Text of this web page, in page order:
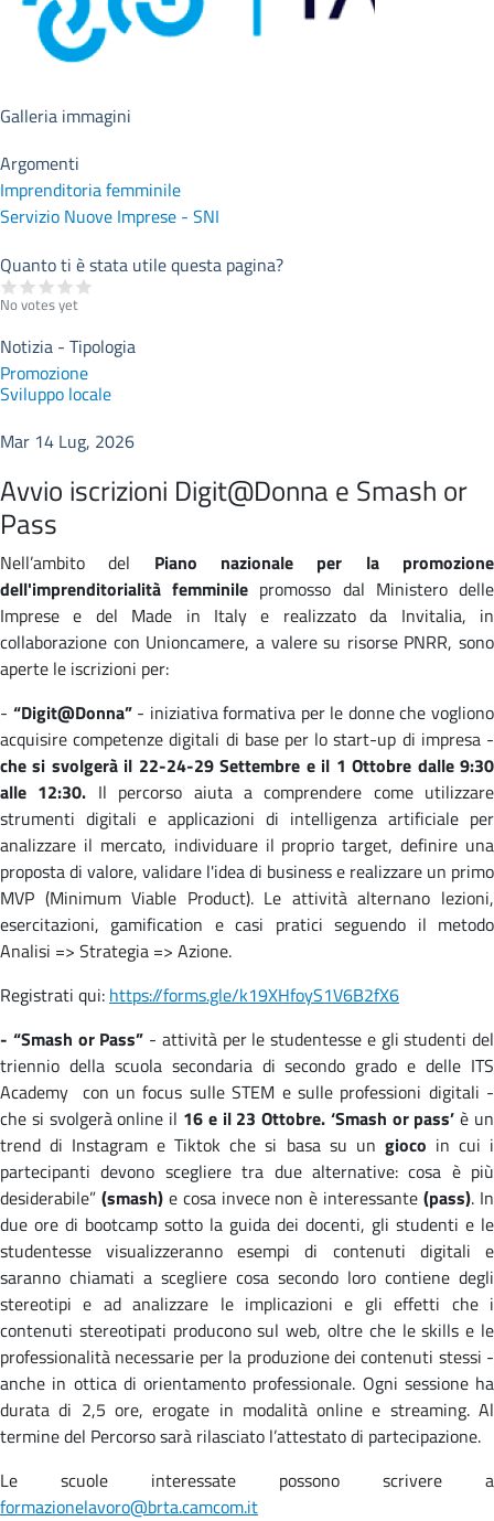
Galleria immagini
Argomenti
Imprenditoria femminile
Servizio Nuove Imprese - SNI
Quanto ti è stata utile questa pagina?
No votes yet
Notizia - Tipologia
Promozione
Sviluppo locale
Mar 14 Lug, 2026
Avvio iscrizioni Digit@Donna e Smash or
Pass
Nell’ambito del Piano nazionale per la promozione
dell'imprenditorialità femminile promosso dal Ministero delle
Imprese e del Made in Italy e realizzato da Invitalia, in
collaborazione con Unioncamere, a valere su risorse PNRR, sono
aperte le iscrizioni per:
- “Digit@Donna”- iniziativa formativa per le donne che vogliono
acquisire competenze digitali di base per lo start-up di impresa -
che si svolgerà il 22-24-29 Settembre e il 1 Ottobre dalle 9:30
alle 12:30. Il percorso aiuta a comprendere come utilizzare
strumenti digitali e applicazioni di intelligenza artificiale per
analizzare il mercato, individuare il proprio target, definire una
proposta di valore, validare l'idea di business e realizzare un primo
MVP (Minimum Viable Product). Le attività alternano lezioni,
esercitazioni, gamification e casi pratici seguendo il metodo
Analisi => Strategia => Azione.
Registrati qui: https://forms.gle/k19XHfoyS1V6B2fX6
- “Smash or Pass” - attività per le studentesse e gli studenti del
triennio della scuola secondaria di secondo grado e delle ITS
Academy con un focus sulle STEM e sulle professioni digitali -
che si svolgerà online il 16 e il 23 Ottobre. ‘Smash or pass’ è un
trend di Instagram e Tiktok che si basa su un gioco in cui i
partecipanti devono scegliere tra due alternative: cosa è più
desiderabile” (smash)e cosa invece non è interessante(pass). In
due ore di bootcamp sotto la guida dei docenti, gli studenti e le
studentesse visualizzeranno esempi di contenuti digitali e
saranno chiamati a scegliere cosa secondo loro contiene degli
stereotipi e ad analizzare le implicazioni e gli effetti che i
contenuti stereotipati producono sul web, oltre che le skills e le
professionalità necessarie per la produzione dei contenuti stessi -
anche in ottica di orientamento professionale. Ogni sessione ha
durata di 2,5 ore, erogate in modalità online e streaming. Al
termine del Percorso sarà rilasciato l’attestato di partecipazione.
Le scuole interessate possono scrivere a
formazionelavoro@brta.camcom.it